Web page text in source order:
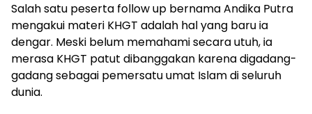
Salah satu peserta follow up bernama Andika Putra
mengakui materi KHGT adalah hal yang baru ia
dengar. Meski belum memahami secara utuh, ia
merasa KHGT patut dibanggakan karena digadang-
gadang sebagai pemersatu umat Islam di seluruh
dunia.